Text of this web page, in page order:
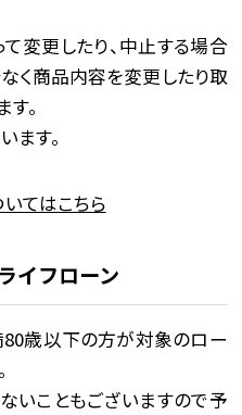
変更したり、中止する場合
く商品内容を変更したり取
。
ます。
いてはこちら
イフローン
歳以下の方が対象のロー
いこともございますので予